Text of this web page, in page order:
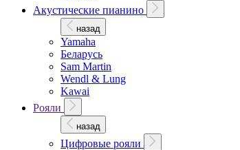
Акустические пианино
назад
Yamaha
Беларусь
Sam Martin
Wendl & Lung
Kawai
Рояли
назад
Цифровые рояли